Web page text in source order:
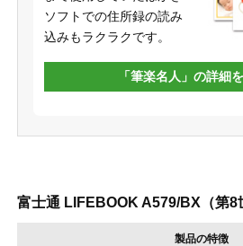
ソフトでの住所録の読み
込みもラクラクです。
「筆楽名人」の詳細
富士通 LIFEBOOK A579/BX（第8
製品の特徴